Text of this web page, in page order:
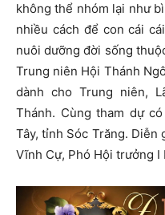
không thể nhóm lại như
nhiều cách để con cái
nuôi dưỡng đời sống
Trung niên Hội Thánh
dành cho Trung niên,
Thánh. Cùng tham dự
Tây, tỉnh Sóc Trăng. Diễn
Vĩnh Cự, Phó Hội trưởng I